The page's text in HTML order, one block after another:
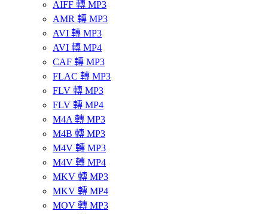
AIFF 轉 MP3
AMR 轉 MP3
AVI 轉 MP3
AVI 轉 MP4
CAF 轉 MP3
FLAC 轉 MP3
FLV 轉 MP3
FLV 轉 MP4
M4A 轉 MP3
M4B 轉 MP3
M4V 轉 MP3
M4V 轉 MP4
MKV 轉 MP3
MKV 轉 MP4
MOV 轉 MP3